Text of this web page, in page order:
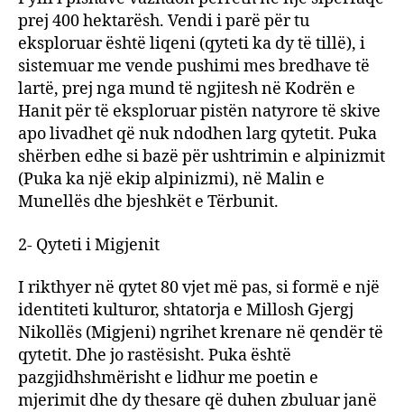
prej 400 hektarësh. Vendi i parë për tu
eksploruar është liqeni (qyteti ka dy të tillë), i
sistemuar me vende pushimi mes bredhave të
lartë, prej nga mund të ngjitesh në Kodrën e
Hanit për të eksploruar pistën natyrore të skive
apo livadhet që nuk ndodhen larg qytetit. Puka
shërben edhe si bazë për ushtrimin e alpinizmit
(Puka ka një ekip alpinizmi), në Malin e
Munellës dhe bjeshkët e Tërbunit.
2- Qyteti i Migjenit
I rikthyer në qytet 80 vjet më pas, si formë e një
identiteti kulturor, shtatorja e Millosh Gjergj
Nikollës (Migjeni) ngrihet krenare në qendër të
qytetit. Dhe jo rastësisht. Puka është
pazgjidhshmërisht e lidhur me poetin e
mjerimit dhe dy thesare që duhen zbuluar janë